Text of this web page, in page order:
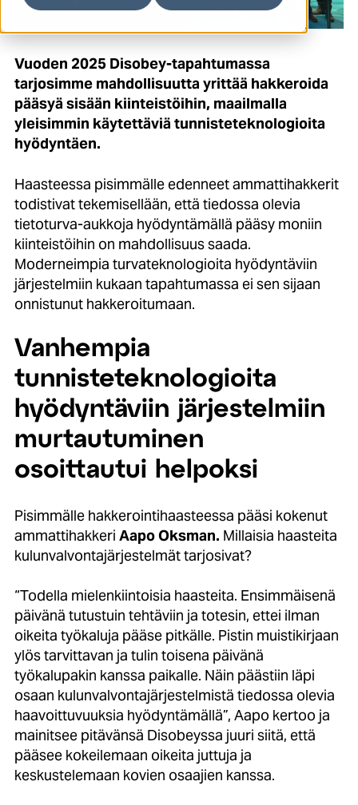
Vuoden 2025 Disobey-tapahtumassa
tarjosimme mahdollisuutta yrittää hakkeroida
pääsyä sisään kiinteistöihin, maailmalla
yleisimmin käytettäviä tunnisteteknologioita
hyödyntäen.
Haasteessa pisimmälle edenneet ammattihakkerit
todistivat tekemisellään, että tiedossa olevia
tietoturva-aukkoja hyödyntämällä pääsy moniin
kiinteistöihin on mahdollisuus saada.
Moderneimpia turvateknologioita hyödyntäviin
järjestelmiin kukaan tapahtumassa ei sen sijaan
onnistunut hakkeroitumaan.
Vanhempia
tunnisteteknologioita
hyödyntäviin järjestelmiin
murtautuminen
osoittautui helpoksi
Pisimmälle hakkerointihaasteessa pääsi kokenut
ammattihakkeri Aapo Oksman. Millaisia haasteita
kulunvalvontajärjestelmät tarjosivat?
“Todella mielenkiintoisia haasteita. Ensimmäisenä
päivänä tutustuin tehtäviin ja totesin, ettei ilman
oikeita työkaluja pääse pitkälle. Pistin muistikirjaan
ylös tarvittavan ja tulin toisena päivänä
työkalupakin kanssa paikalle. Näin päästiin läpi
osaan kulunvalvontajärjestelmistä tiedossa olevia
haavoittuvuuksia hyödyntämällä”, Aapo kertoo ja
mainitsee pitävänsä Disobeyssa juuri siitä, että
pääsee kokeilemaan oikeita juttuja ja
keskustelemaan kovien osaajien kanssa.